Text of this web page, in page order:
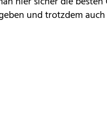
und trotzdem